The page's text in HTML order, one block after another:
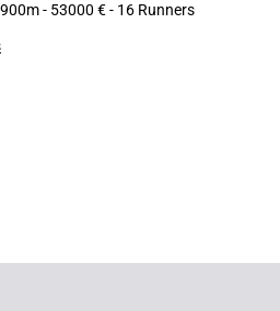
- 53000 € - 16 Runners